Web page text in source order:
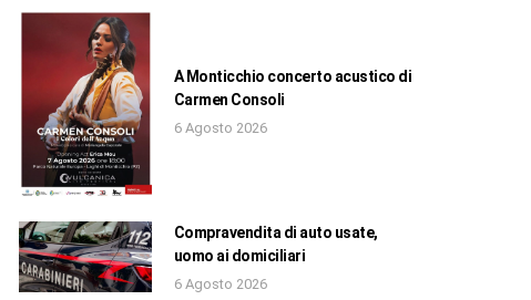
A Monticchio concerto acustico di
Carmen Consoli
6 Agosto 2026
Compravendita di auto usate,
uomo ai domiciliari
6 Agosto 2026